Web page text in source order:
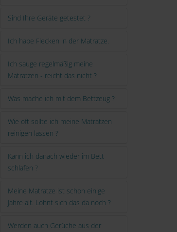
Sind Ihre Geräte getestet ?
Ich habe Flecken in der Matratze.
Ich sauge regelmäßig meine
Matratzen - reicht das nicht ?
Was mache ich mit dem Bettzeug ?
Wie oft sollte ich meine Matratzen
reinigen lassen ?
Kann ich danach wieder im Bett
schlafen ?
Meine Matratze ist schon einige
Jahre alt. Lohnt sich das da noch ?
Werden auch Gerüche aus der